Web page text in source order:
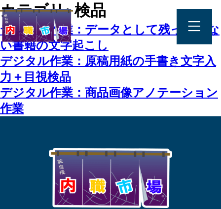
カテゴリ:検品
デジタル作業：データとして残っていな
い書籍の文字起こし
デジタル作業：原稿用紙の手書き文字入
力＋目視検品
デジタル作業：商品画像アノテーション
作業